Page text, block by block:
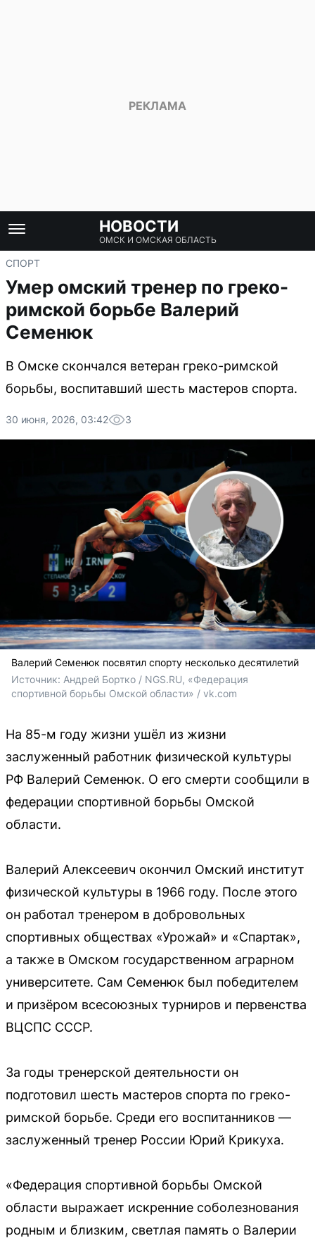
НОВОСТИ
ОМСК И ОМСКАЯ ОБЛАСТЬ
СПОРТ
Умер омский тренер по греко-
римской борьбе Валерий
Семенюк
В Омске скончался ветеран греко-римской
борьбы, воспитавший шесть мастеров спорта.
30 июня, 2026, 03:42 3
Валерий Семенюк посвятил спорту несколько десятилетий
Источник: Андрей Бортко / NGS.RU, «Федерация
спортивной борьбы Омской области» / vk.com
На 85-м году жизни ушёл из жизни
заслуженный работник физической культуры
РФ Валерий Семенюк. О его смерти сообщили в
федерации спортивной борьбы Омской
области.
Валерий Алексеевич окончил Омский институт
физической культуры в 1966 году. После этого
он работал тренером в добровольных
спортивных обществах «Урожай» и «Спартак»,
а также в Омском государственном аграрном
университете. Сам Семенюк был победителем
и призёром всесоюзных турниров и первенства
ВЦСПС СССР.
За годы тренерской деятельности он
подготовил шесть мастеров спорта по греко-
римской борьбе. Среди его воспитанников —
заслуженный тренер России Юрий Крикуха.
«Федерация спортивной борьбы Омской
области выражает искренние соболезнования
родным и близким, светлая память о Валерии